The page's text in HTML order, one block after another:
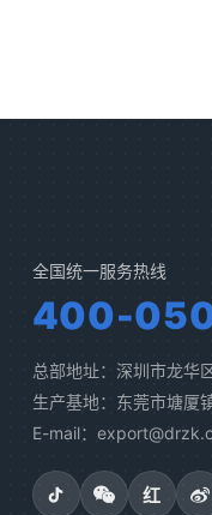
全国统一服务热线
400-
总部地址：深圳市龙华
生产基地：东莞市塘厦
E-mail：
红